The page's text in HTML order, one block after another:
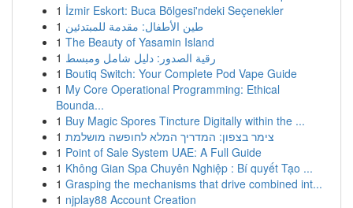
1 İzmir Eskort: Buca Bölgesi'ndeki Seçenekler
1 طين الأطفال: مقدمة للمبتدئين
1 The Beauty of Yasamin Island
1 رقية الصدور: دليل شامل ومبسط
1 Boutiq Switch: Your Complete Pod Vape Guide
1 My Core Operational Programming: Ethical
Bounda...
1 Buy Magic Spores Tincture Digitally within the ...
1 צימר בצפון: המדריך המלא לחופשה מושלמת
1 Point of Sale System UAE: A Full Guide
1 Không Gian Spa Chuyên Nghiệp : Bí quyết Tạo ...
1 Grasping the mechanisms that drive combined int...
1 njplay88 Account Creation